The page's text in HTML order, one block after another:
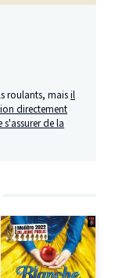
roulants, maisil
directement
de la